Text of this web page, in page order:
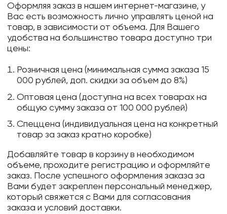
Оформляя заказ в нашем интернет-магазине, у
Вас есть возможность лично управлять ценой на
товар, в зависимости от объема. Для Вашего
удобства на большинство товара доступно три
цены:
Розничная цена (минимальная сумма заказа 15
000 рублей, доп. скидки за объем до 8%)
Оптовая цена (доступна на всех товарах на
общую сумму заказа от 100 000 рублей)
Спеццена (индивидуальная цена на конкретный
товар за заказ кратно коробке)
Добавляйте товар в корзину в необходимом
объеме, проходите регистрацию и оформляйте
заказ. После успешного оформления заказа за
Вами будет закреплен персональный менеджер,
который свяжется с Вами для согласования
заказа и условий доставки.